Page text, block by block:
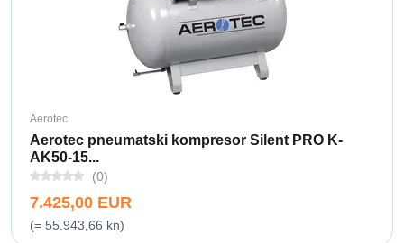
Aerotec
Aerotec pneumatski kompresor Silent PRO K-
AK50-15...
(0)
7.425,00 EUR
(= 55.943,66 kn)